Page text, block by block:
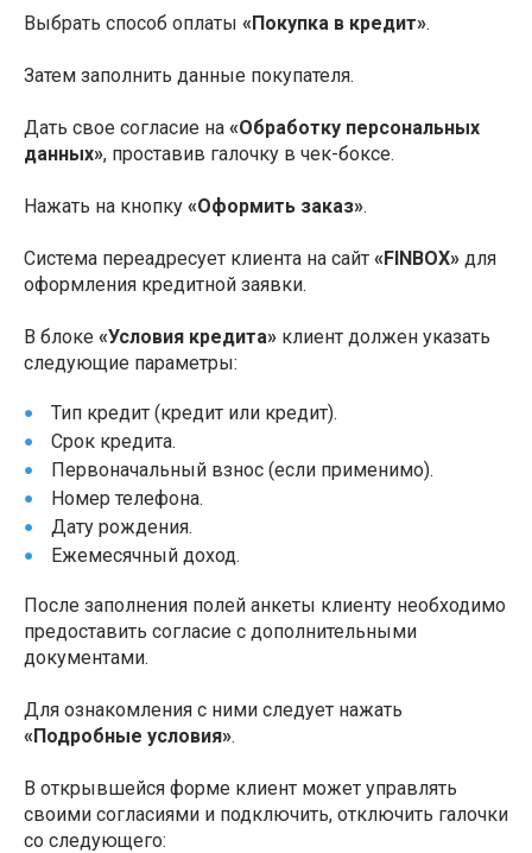
Выбрать способ оплаты «Покупка в кредит».
Затем заполнить данные покупателя.
Дать свое согласие на «Обработку персональных
данных», проставив галочку в чек-боксе.
Нажать на кнопку «Оформить заказ».
Система переадресует клиента на сайт «FINBOX» для
оформления кредитной заявки.
В блоке «Условия кредита» клиент должен указать
следующие параметры:
Тип кредит (кредит или кредит).
Срок кредита.
Первоначальный взнос (если применимо).
Номер телефона.
Дату рождения.
Ежемесячный доход.
После заполнения полей анкеты клиенту необходимо
предоставить согласие с дополнительными
документами.
Для ознакомления с ними следует нажать
«Подробные условия».
В открывшейся форме клиент может управлять
своими согласиями и подключить, отключить галочки
со следующего: